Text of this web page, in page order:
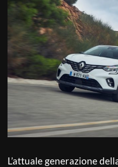
L’attuale generazione